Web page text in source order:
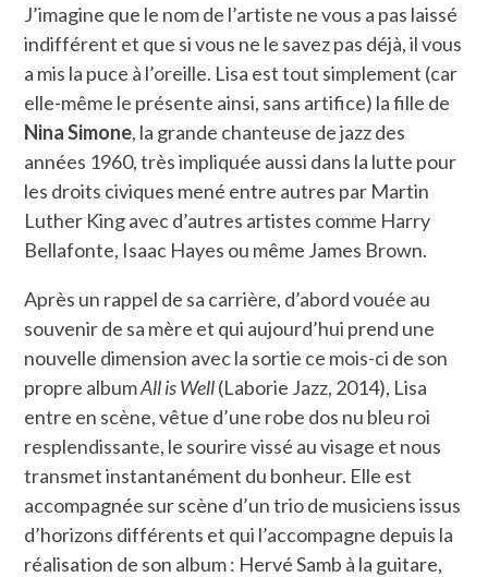
J’imagine que le nom de l’artiste ne vous a pas laissé
indifférent et que si vous ne le savez pas déjà, il vous
a mis la puce à l’oreille. Lisa est tout simplement (car
elle-même le présente ainsi, sans artifice) la fille de
Nina Simone, la grande chanteuse de jazz des
années 1960, très impliquée aussi dans la lutte pour
les droits civiques mené entre autres par Martin
Luther King avec d’autres artistes comme Harry
Bellafonte, Isaac Hayes ou même James Brown.
Après un rappel de sa carrière, d’abord vouée au
souvenir de sa mère et qui aujourd’hui prend une
nouvelle dimension avec la sortie ce mois-ci de son
propre albumAll is Well(Laborie Jazz, 2014), Lisa
entre en scène, vêtue d’une robe dos nu bleu roi
resplendissante, le sourire vissé au visage et nous
transmet instantanément du bonheur. Elle est
accompagnée sur scène d’un trio de musiciens issus
d’horizons différents et qui l’accompagne depuis la
réalisation de son album : Hervé Samb à la guitare,